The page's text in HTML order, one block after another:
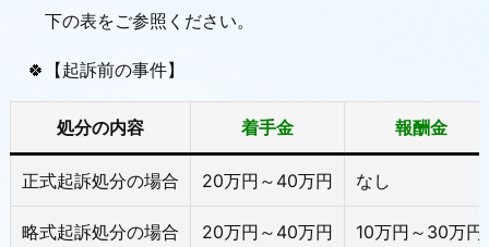
下の表をご参照ください。
🍀【起訴前の事件】
処分の内容 着手金 報酬金
正式起訴処分の場合 20万円～40万円 なし
略式起訴処分の場合 20万円～40万円 10万円～30万円